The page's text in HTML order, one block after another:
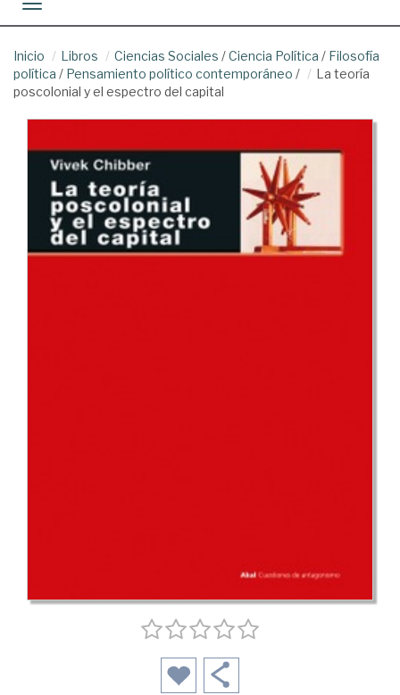
Toggle navigation
Inicio Libros Ciencias Sociales /Ciencia Política / Filosofía
política / Pensamiento político contemporáneo /
La teoría
poscolonial y el espectro del capital